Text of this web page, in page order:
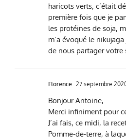
haricots verts, c’était
première fois que je
les protéines de soja,
m’a évoqué le
de nous partager votre
Florence 27 septembre
Bonjour Antoine,
Merci infiniment pour
J’ai fais, ce midi, la
Pomme-de-terre, à